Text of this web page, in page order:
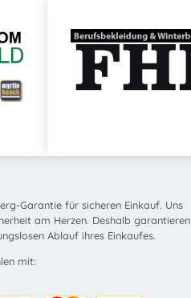
Garantie für sicheren Einkauf. Uns
am Herzen. Deshalb garantieren
Ablauf ihres Einkaufes.
mit: